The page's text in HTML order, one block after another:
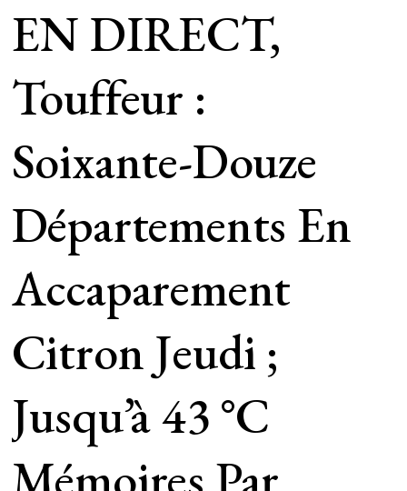
EN DIRECT,
Touffeur :
Soixante-Douze
Départements En
Accaparement
Citron Jeudi ;
Jusqu’à 43 °C